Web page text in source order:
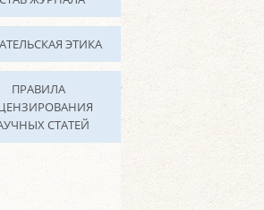
ЭТИКА
ПРАВИЛА
СТАТЕЙ